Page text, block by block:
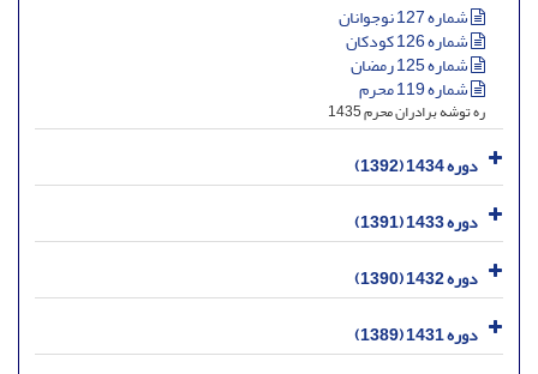
شماره 127 نوجوانان
شماره 126 کودکان
شماره 125 رمضان
شماره 119 محرم
ره توشه برادران محرم 1435
دوره 1434 (1392)
دوره 1433 (1391)
دوره 1432 (1390)
دوره 1431 (1389)